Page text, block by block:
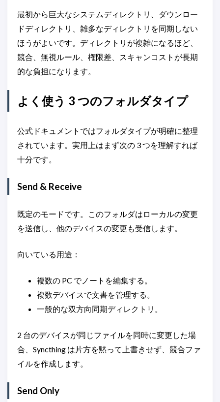
最初から巨大なシステムディレクトリ、ダウンロー
ドディレクトリ、雑多なディレクトリを同期しない
ほうがよいです。ディレクトリが複雑になるほど、
競合、無視ルール、権限差、スキャンコストが長期
的な負担になります。
よく使う 3 つのフォルダタイプ
公式ドキュメントではフォルダタイプが明確に整理
されています。実用上はまず次の 3 つを理解すれば
十分です。
Send & Receive
既定のモードです。このフォルダはローカルの変更
を送信し、他のデバイスの変更も受信します。
向いている用途：
複数の PC でノートを編集する。
複数デバイスで文書を管理する。
一般的な双方向同期ディレクトリ。
2 台のデバイスが同じファイルを同時に変更した場
合、Syncthing は片方を黙って上書きせず、競合ファ
イルを作成します。
Send Only